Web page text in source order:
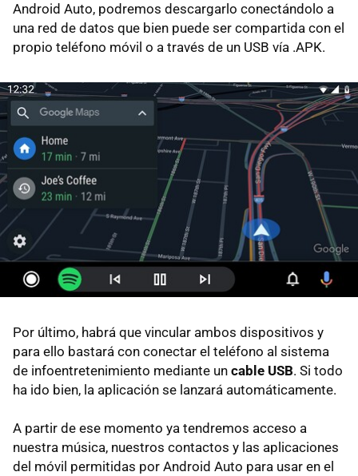
Android Auto, podremos descargarlo conectándolo a
una red de datos que bien puede ser compartida con el
propio teléfono móvil o a través de un USB vía .APK.
Por último, habrá que vincular ambos dispositivos y
para ello bastará con conectar el teléfono al sistema
de infoentretenimiento mediante un cable USB. Si todo
ha ido bien, la aplicación se lanzará automáticamente.
A partir de ese momento ya tendremos acceso a
nuestra música, nuestros contactos y las aplicaciones
del móvil permitidas por Android Auto para usar en el